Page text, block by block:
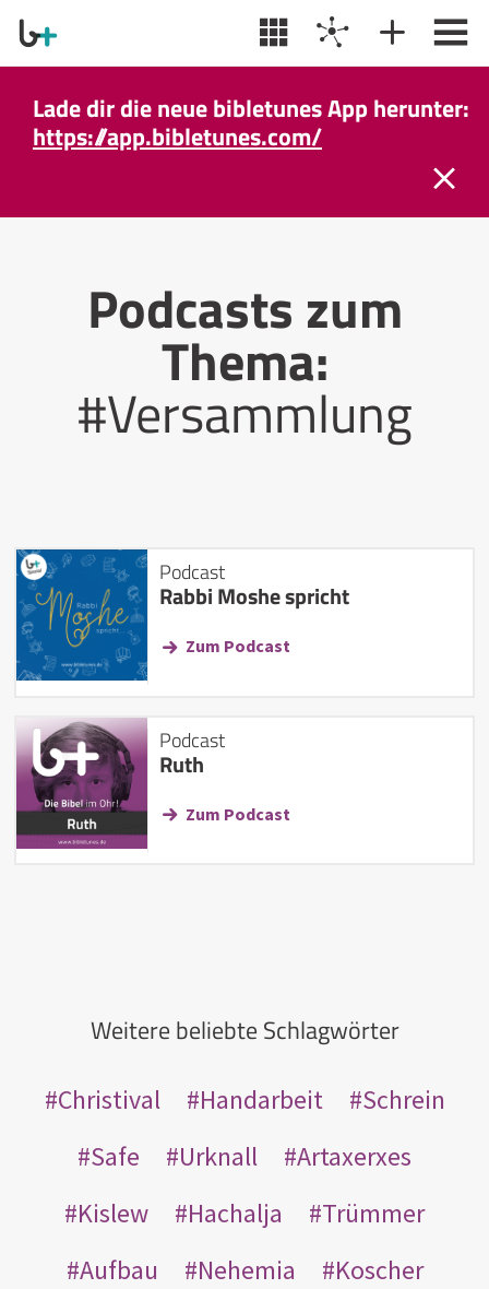
Lade dir die neue bibletunes App herunter:
https://app.bibletunes.com/
Podcasts zum
Thema:
#Versammlung
Podcast
Rabbi Moshe spricht
Zum Podcast
Podcast
Ruth
Zum Podcast
Weitere beliebte Schlagwörter
Christival Handarbeit
Schrein
Safe
Urknall
Artaxerxes
Kislew
Hachalja
Trümmer
Aufbau
Nehemia
Koscher